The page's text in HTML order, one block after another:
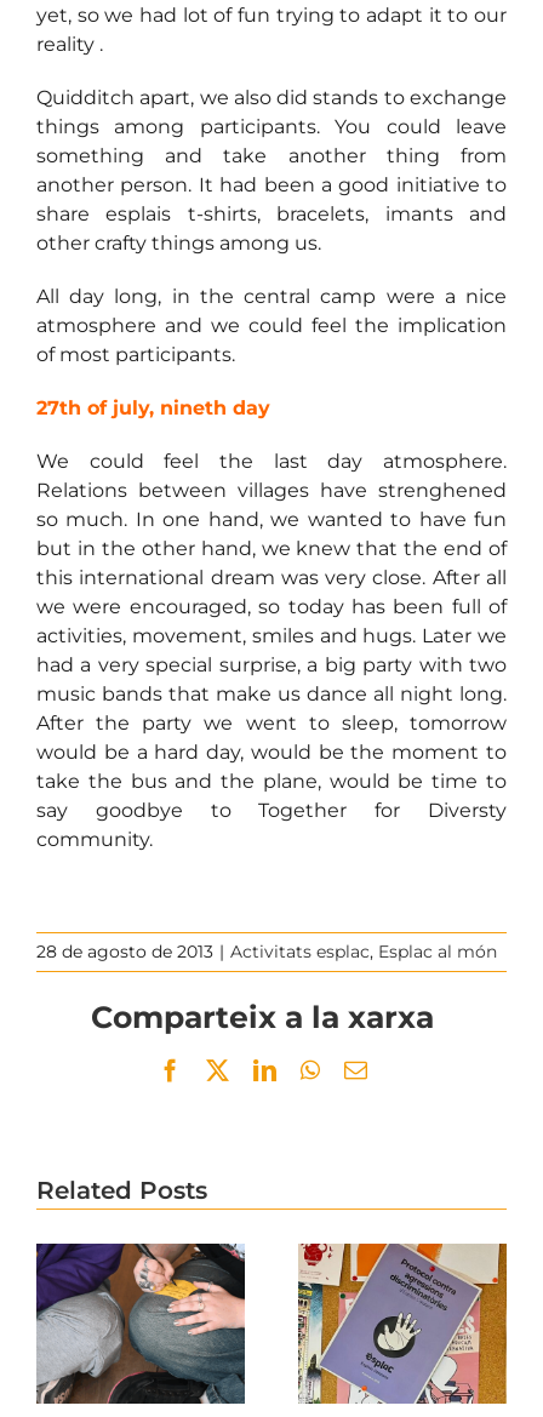
yet, so we had lot of fun trying to adapt it to our
reality .
Quidditch apart, we also did stands to exchange
things among participants. You could leave
something and take another thing from
another person. It had been a good initiative to
share esplais t-shirts, bracelets, imants and
other crafty things among us.
All day long, in the central camp were a nice
atmosphere and we could feel the implication
of most participants.
27th of july, nineth day
We could feel the last day atmosphere.
Relations between villages have strenghened
so much. In one hand, we wanted to have fun
but in the other hand, we knew that the end of
this international dream was very close. After all
we were encouraged, so today has been full of
activities, movement, smiles and hugs. Later we
had a very special surprise, a big party with two
music bands that make us dance all night long.
After the party we went to sleep, tomorrow
would be a hard day, would be the moment to
take the bus and the plane, would be time to
say goodbye to Together for Diversty
community.
28 de agosto de 2013 | Activitats esplac, Esplac al món
Comparteix a la xarxa
Facebook
TwitterLinkedInWhatsApp
Email
Related Posts